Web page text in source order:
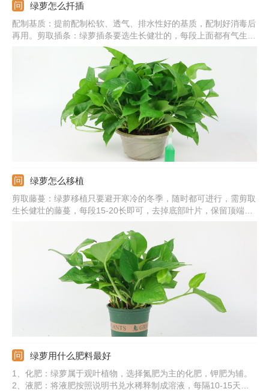
绿萝怎么扦插
配制基质：提前配制松软、透气、排水性好的基质，配制好消毒后
再用。剪取插条：绿萝插条要选生长健壮的，每段上面都有气生根
才行，还要剪掉顶端的叶片。扦插入土：基质表面戳小洞，插条蘸
取生根粉，直接插入基质中，浇透水。插后管理：提供温暖、湿
润、通风好的环境，基质干燥需及时浇水保湿。
绿萝怎么移植
剪取藤蔓：绿萝移植只要避开寒冷的冬季，随时都可进行，需剪取
生长健壮的藤蔓，每段15-20长即可，去掉底部叶片，保留顶端的
质中，浇透水，提供适宜环境，很快可生根。水培移植：准备透明
的容器和纯净水，将茎蔓插入容器中，勤换水，十天左右可生根。
绿萝用什么肥料最好
1、化肥：绿萝属于观叶植物，选择氮肥为主的化肥，钾肥为辅。
2、液肥：将液肥按照说明书兑水稀释制成溶液，每隔10-15天施